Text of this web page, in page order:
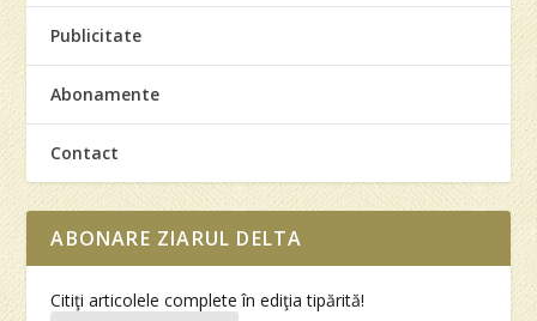
Publicitate
Abonamente
Contact
ABONARE ZIARUL DELTA
Citiţi articolele complete în ediţia tipărită!